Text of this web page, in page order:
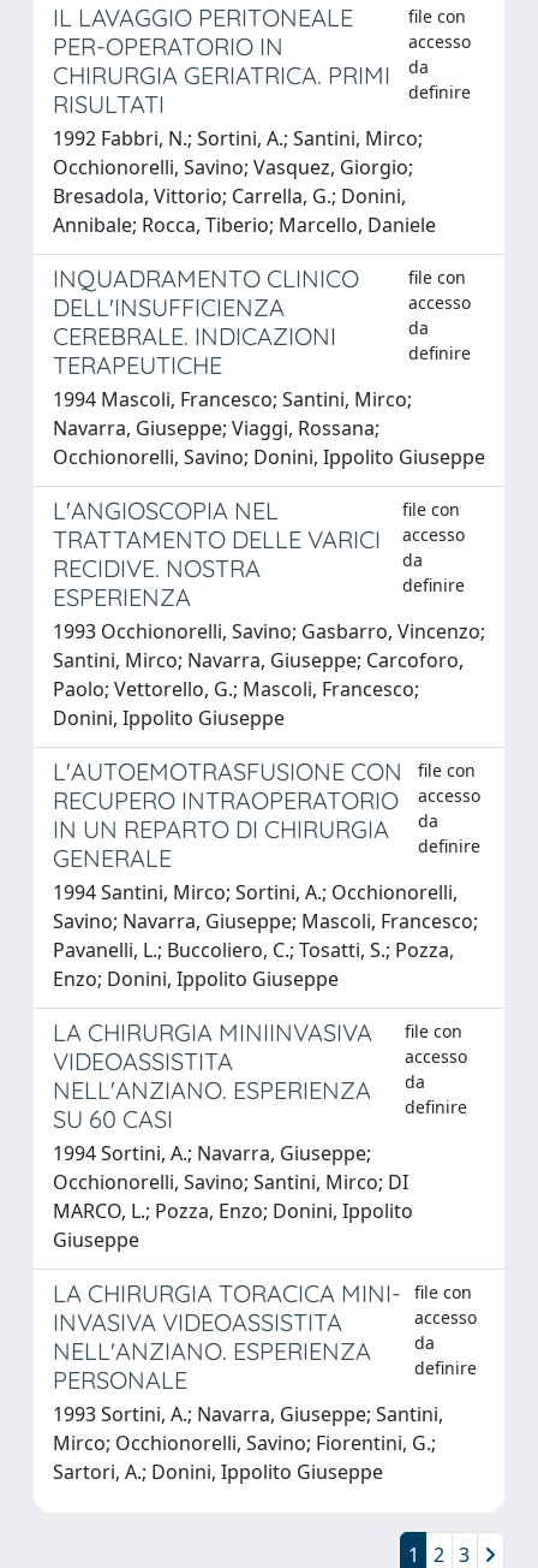
IL LAVAGGIO PERITONEALE
PER-OPERATORIO IN
CHIRURGIA GERIATRICA. PRIMI
RISULTATI
file con
accesso
da
definire
1992 Fabbri, N.; Sortini, A.; Santini, Mirco;
Occhionorelli, Savino; Vasquez, Giorgio;
Bresadola, Vittorio; Carrella, G.; Donini,
Annibale; Rocca, Tiberio; Marcello, Daniele
INQUADRAMENTO CLINICO
DELL'INSUFFICIENZA
CEREBRALE. INDICAZIONI
TERAPEUTICHE
file con
accesso
da
definire
1994 Mascoli, Francesco; Santini, Mirco;
Navarra, Giuseppe; Viaggi, Rossana;
Occhionorelli, Savino; Donini, Ippolito Giuseppe
L'ANGIOSCOPIA NEL
TRATTAMENTO DELLE VARICI
RECIDIVE. NOSTRA
ESPERIENZA
file con
accesso
da
definire
1993 Occhionorelli, Savino; Gasbarro, Vincenzo;
Santini, Mirco; Navarra, Giuseppe; Carcoforo,
Paolo; Vettorello, G.; Mascoli, Francesco;
Donini, Ippolito Giuseppe
L'AUTOEMOTRASFUSIONE CON
RECUPERO INTRAOPERATORIO
IN UN REPARTO DI CHIRURGIA
GENERALE
file con
accesso
da
definire
1994 Santini, Mirco; Sortini, A.; Occhionorelli,
Savino; Navarra, Giuseppe; Mascoli, Francesco;
Pavanelli, L.; Buccoliero, C.; Tosatti, S.; Pozza,
Enzo; Donini, Ippolito Giuseppe
LA CHIRURGIA MINIINVASIVA
VIDEOASSISTITA
NELL'ANZIANO. ESPERIENZA
SU 60 CASI
file con
accesso
da
definire
1994 Sortini, A.; Navarra, Giuseppe;
Occhionorelli, Savino; Santini, Mirco; DI
MARCO, L.; Pozza, Enzo; Donini, Ippolito
Giuseppe
LA CHIRURGIA TORACICA MINI-
INVASIVA VIDEOASSISTITA
NELL'ANZIANO. ESPERIENZA
PERSONALE
file con
accesso
da
definire
1993 Sortini, A.; Navarra, Giuseppe; Santini,
Mirco; Occhionorelli, Savino; Fiorentini, G.;
Sartori, A.; Donini, Ippolito Giuseppe
1 2 3